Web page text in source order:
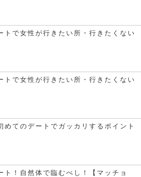
トで女性が行きたい所・行きたくない
トで女性が行きたい所・行きたくない
めてのデートでガッカリするポイント
ト！自然体で臨むべし！【マッチョ